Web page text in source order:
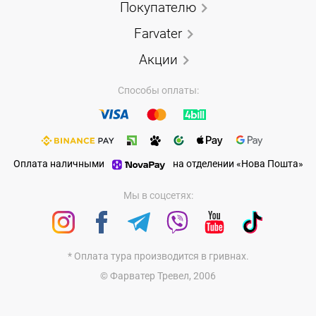
Покупателю
Farvater
Акции
Способы оплаты:
Оплата наличными на отделении «Нова Пошта»
Мы в соцсетях:
* Оплата тура производится в гривнах.
© Фарватер Тревел, 2006